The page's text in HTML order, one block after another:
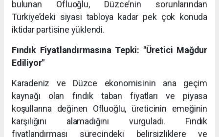
bulunan Ofluoğlu, Düzce’nin sorunlarından
Türkiye’deki siyasi tabloya kadar pek çok konuda
iktidar partisine yüklendi.
Fındık Fiyatlandırmasına Tepki: "Üretici Mağdur
Ediliyor"
Karadeniz ve Düzce ekonomisinin ana geçim
kaynağı olan fındık taban fiyatları ve piyasa
koşullarına değinen Ofluoğlu, üreticinin emeğinin
karşılığını alamadığını vurguladı. Fındık
fiyatlandırması sürecindeki belirsizliklere ve